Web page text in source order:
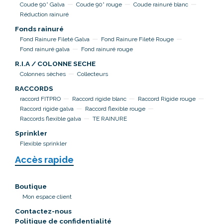
Coude 90° Galva
Coude 90° rouge
Coude rainuré blanc
Réduction rainuré
Fonds rainuré
Fond Rainure Fileté Galva
Fond Rainure Fileté Rouge
Fond rainuré galva
Fond rainuré rouge
R.I.A / COLONNE SECHE
Colonnes sèches Collecteurs
RACCORDS
raccord FITPRO Raccord rigide blanc
Raccord Rigide rouge
Raccord rigide galva
Raccord flexible rouge
Raccords flexible galva
TE RAINURE
Sprinkler
Flexible sprinkler
Accès rapide
Boutique
Mon espace client
Contactez-nous
Politique de confidentialité